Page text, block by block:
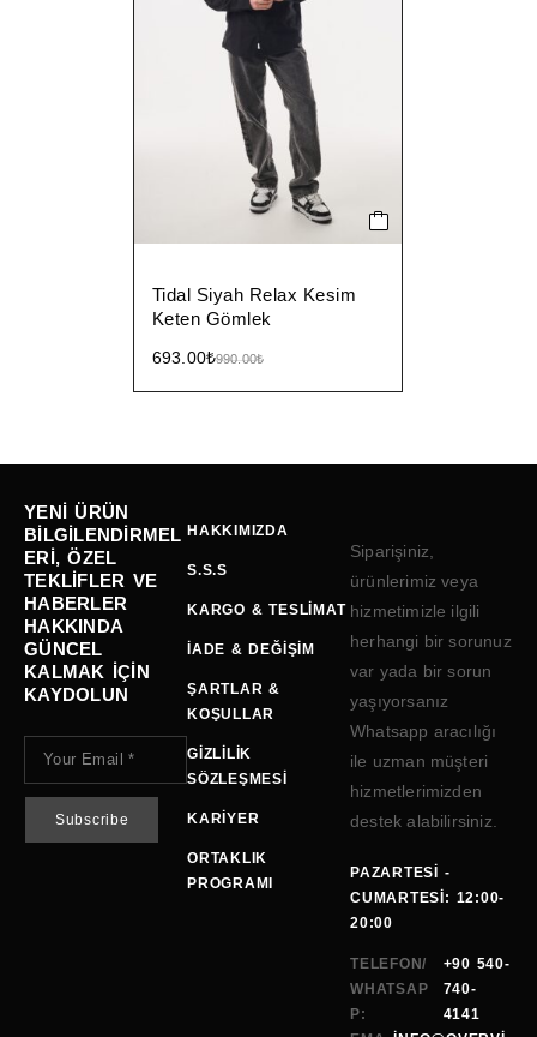
Tidal Siyah Relax Kesim
Keten Gömlek
990.00₺
693.00₺
YENI ÜRÜN
BILGILENDIRMEL
ERI, ÖZEL
TEKLIFLER VE
HABERLER
HAKKINDA
GÜNCEL
KALMAK IÇIN
KAYDOLUN
HAKKIMIZDA
S.S.S
KARGO & TESLIMAT
İADE & DEĞIŞIM
ŞARTLAR &
KOŞULLAR
GIZLILIK
SÖZLEŞMESI
KARIYER
ORTAKLIK
PROGRAMI
Siparişiniz,
ürünlerimiz veya
hizmetimizle ilgili
herhangi bir sorunuz
var yada bir sorun
yaşıyorsanız
Whatsapp aracılığı
ile uzman müşteri
hizmetlerimizden
destek alabilirsiniz.
PAZARTESI -
CUMARTESI: 12:00-
20:00
TELEFON/
WHATSAP
P:
+90 540-
740-
4141